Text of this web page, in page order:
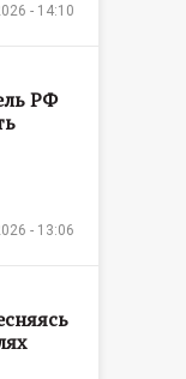
- 14:10
РФ
- 13:06